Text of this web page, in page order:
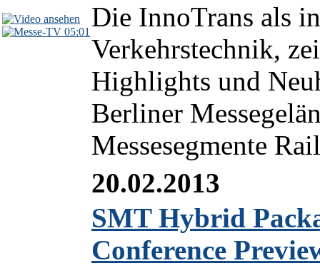
05:01 Die InnoTrans als
Verkehrstechnik,
Highlights und
Berliner
Messesegmente
20.02.2013
SMT Hybrid
Conference